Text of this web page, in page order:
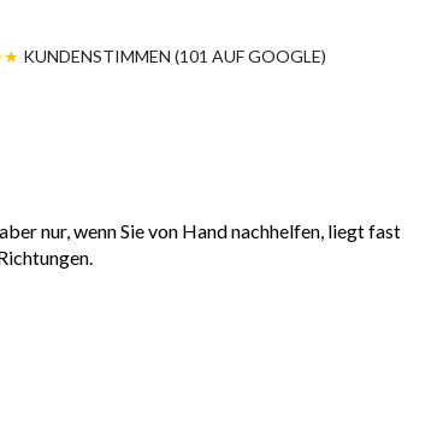
KUNDENSTIMMEN (101 AUF GOOGLE)
nur, wenn Sie von Hand nachhelfen, liegt fast